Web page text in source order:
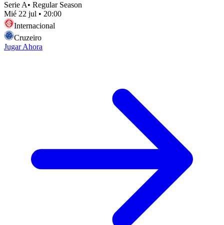
Serie A• Regular Season
Mié 22 jul • 20:00
Internacional
Cruzeiro
Jugar Ahora